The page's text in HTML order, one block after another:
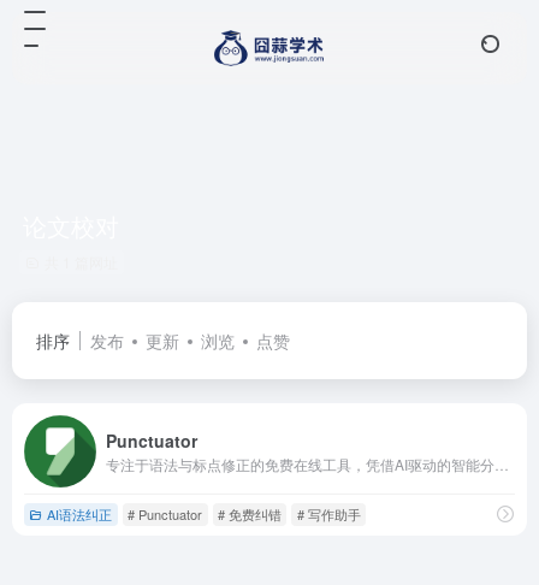
排序 发布 更新 浏览 点赞
Punctuator
AI语法纠正 # Punctuator # 免费纠错 # 写作助手